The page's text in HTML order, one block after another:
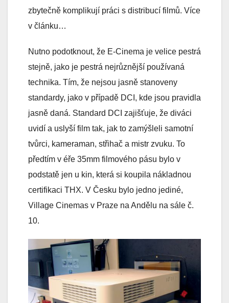
zbytečně komplikují práci s distribucí filmů. Více
v článku…
Nutno podotknout, že E-Cinema je velice pestrá
stejně, jako je pestrá nejrůznější používaná
technika. Tím, že nejsou jasně stanoveny
standardy, jako v případě DCI, kde jsou pravidla
jasně daná. Standard DCI zajišťuje, že diváci
uvidí a uslyší film tak, jak to zamýšleli samotní
tvůrci, kameraman, střihač a mistr zvuku. To
předtím v éře 35mm filmového pásu bylo v
podstatě jen u kin, která si koupila nákladnou
certifikaci THX. V Česku bylo jedno jediné,
Village Cinemas v Praze na Andělu na sále č.
10.